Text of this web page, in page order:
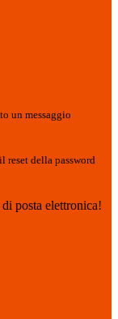
un messaggio
reset della password
posta elettronica!